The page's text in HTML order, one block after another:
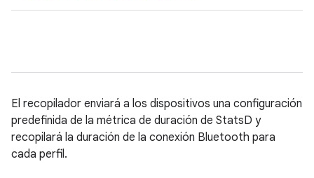
El recopilador enviará a los dispositivos una configuración
predefinida de la métrica de duración de StatsD y
recopilará la duración de la conexión Bluetooth para
cada perfil.